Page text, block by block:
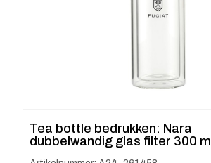
Tea bottle bedrukken: Nara
dubbelwandig glas filter 300 ml